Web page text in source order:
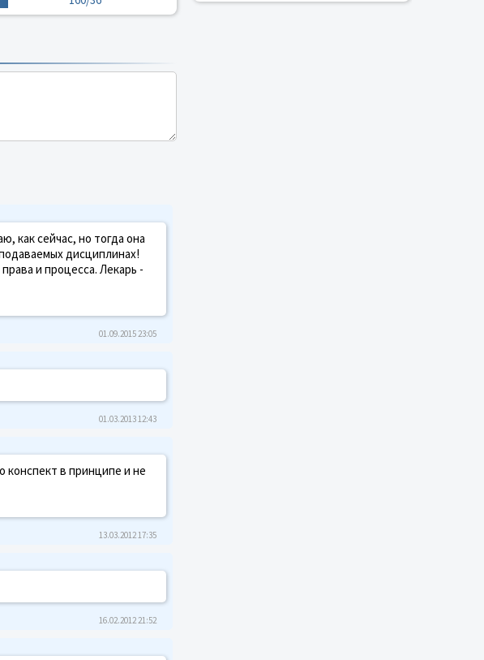
как сейчас, но тогда она
дисциплинах!
и процесса. Лекарь -
01.09.2015 23:05
01.03.2013 12:43
конспект в принципе и не
13.03.2012 17:35
16.02.2012 21:52